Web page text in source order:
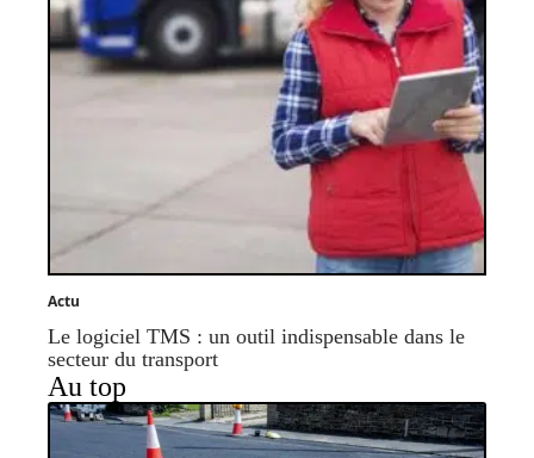
Actu
Le logiciel TMS : un outil indispensable dans le
secteur du transport
Au top